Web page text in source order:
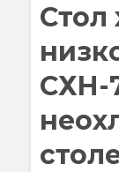
Стол
СХН-